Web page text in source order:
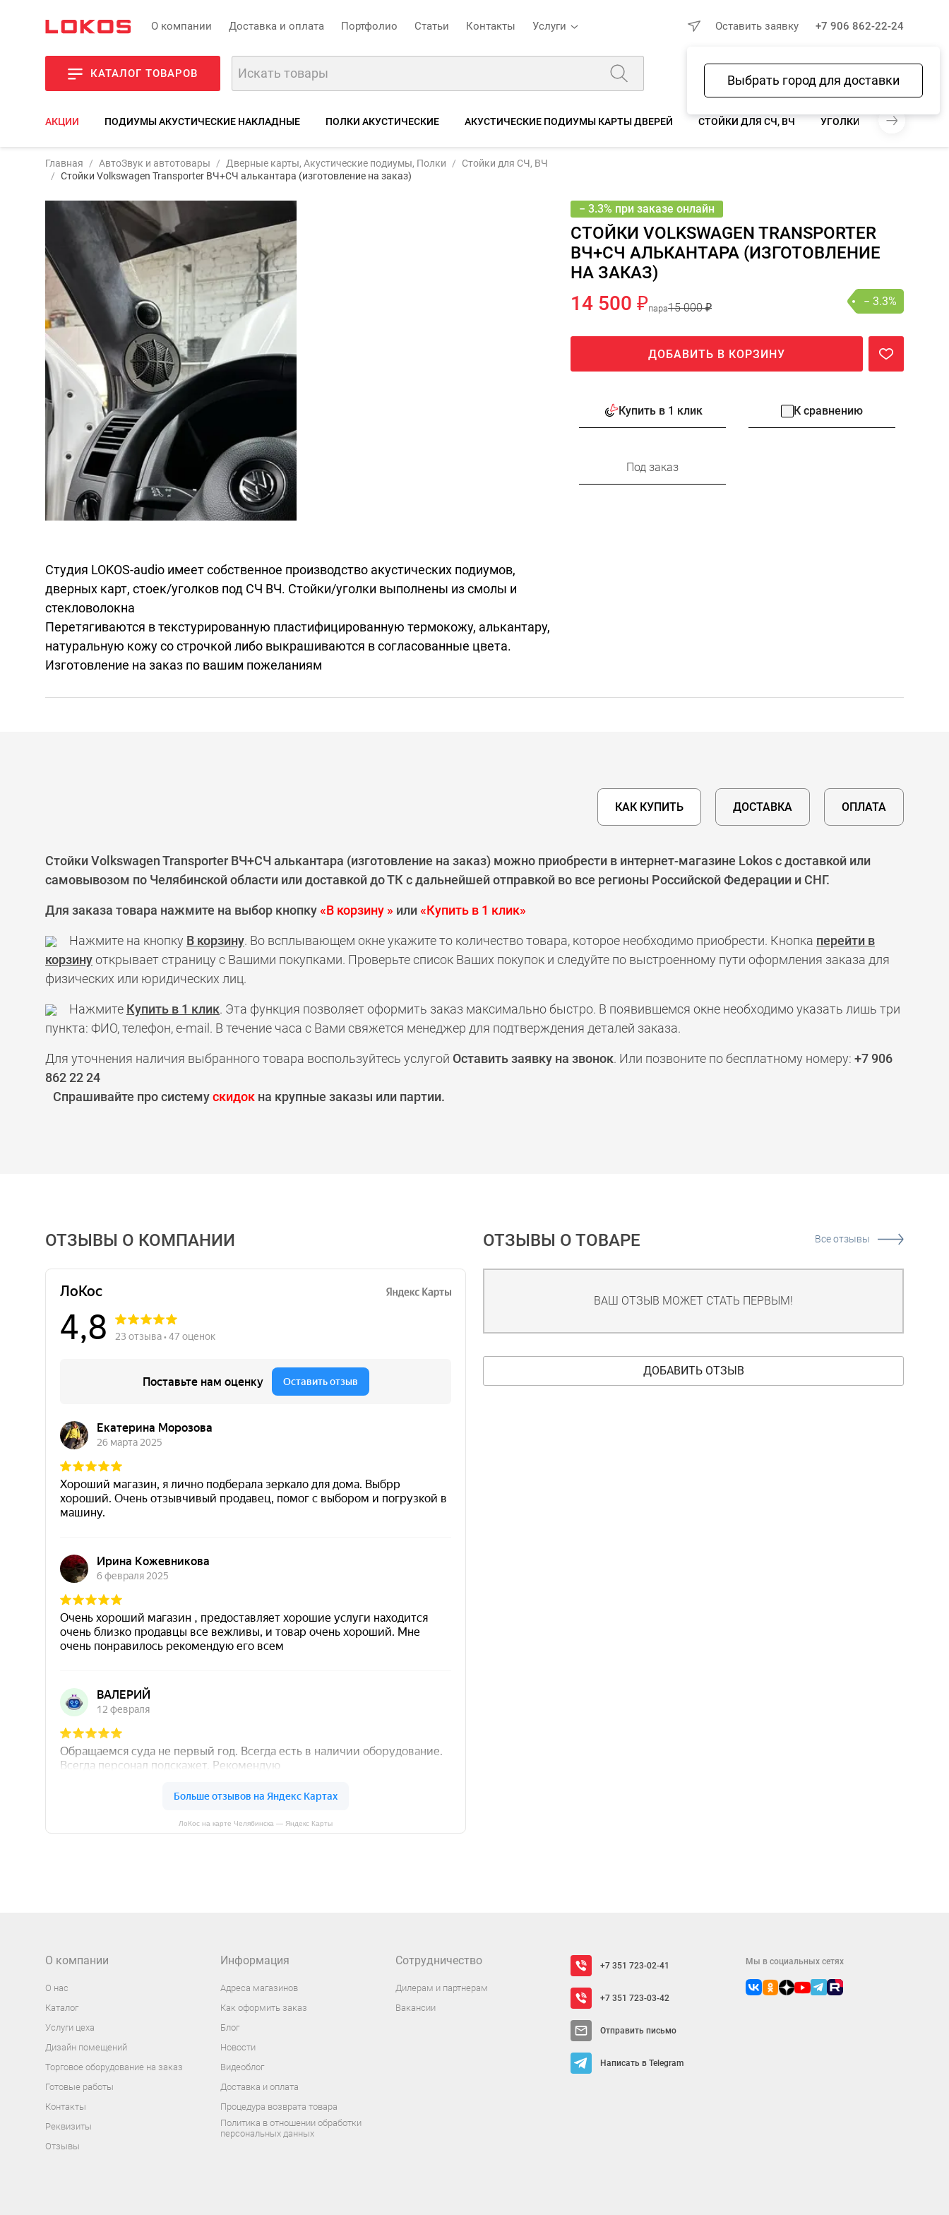
О компании Доставка и оплата Портфолио Статьи Контакты Услуги
Выбрать город для доставки
Оставить заявку +7 906 862-22-24
КАТАЛОГ ТОВАРОВ
Избранное Сравнение Корзина
АКЦИИ ПОДИУМЫ АКУСТИЧЕСКИЕ НАКЛАДНЫЕ ПОЛКИ АКУСТИЧЕСКИЕ АКУСТИЧЕСКИЕ ПОДИУМЫ КАРТЫ ДВЕРЕЙ СТОЙКИ ДЛЯ СЧ, ВЧ УГОЛКИ ДЛЯ СЧ, ВЧ
Фото Описание Отзывы
Главная АвтоЗвук и автотовары Дверные карты, Акустические подиумы, Полки
Стойки для СЧ, ВЧ
Стойки Volkswagen Transporter ВЧ+СЧ алькантара (изготовление на заказ)
Студия LOKOS-audio имеет собственное производство акустических подиумов,
дверных карт, стоек/уголков под СЧ ВЧ. Стойки/уголки выполнены из смолы и
стекловолокна
Перетягиваются в текстурированную пластифицированную термокожу, алькантару,
натуральную кожу со строчкой либо выкрашиваются в согласованные цвета.
Изготовление на заказ по вашим пожеланиям
− 3.3% при заказе онлайн
СТОЙКИ VOLKSWAGEN TRANSPORTER
ВЧ+СЧ АЛЬКАНТАРА (ИЗГОТОВЛЕНИЕ
НА ЗАКАЗ)
14 500 ₽пара15 000 ₽ − 3.3%
ДОБАВИТЬ В КОРЗИНУ
Купить в 1 клик К сравнению
Под заказ
КАК КУПИТЬ ДОСТАВКА ОПЛАТА
Стойки Volkswagen Transporter ВЧ+СЧ алькантара (изготовление на заказ) можно приобрести в интернет-магазине Lokos с доставкой или
самовывозом по Челябинской области или доставкой до ТК с дальнейшей отправкой во все регионы Российской Федерации и СНГ.
Для заказа товара нажмите на выбор кнопку«В корзину » или«Купить в 1 клик»
Нажмите на кнопку В корзину. Во всплывающем окне укажите то количество товара, которое необходимо приобрести. Кнопка перейти в
корзинуоткрывает страницу с Вашими покупками. Проверьте список Ваших покупок и следуйте по выстроенному пути оформления заказа для
физических или юридических лиц.
Нажмите Купить в 1 клик. Эта функция позволяет оформить заказ максимально быстро. В появившемся окне необходимо указать лишь три
пункта: ФИО, телефон, e-mail. В течение часа с Вами свяжется менеджер для подтверждения деталей заказа.
Для уточнения наличия выбранного товара воспользуйтесь услугой Оставить заявку на звонок. Или позвоните по бесплатному номеру: +7 906
862 22 24
Спрашивайте про системускидок на крупные заказы или партии.
ОТЗЫВЫ О КОМПАНИИ
ЛоКос на карте Челябинска — Яндекс Карты
ОТЗЫВЫ О ТОВАРЕ Все отзывы
ВАШ ОТЗЫВ МОЖЕТ СТАТЬ ПЕРВЫМ!
ДОБАВИТЬ ОТЗЫВ
О компании
О нас
Каталог
Услуги цеха
Дизайн помещений
Торговое оборудование на заказ
Готовые работы
Контакты
Реквизиты
Отзывы
Информация
Адреса магазинов
Как оформить заказ
Блог
Новости
Видеоблог
Доставка и оплата
Процедура возврата товара
Политика в отношении обработки
персональных данных
Сотрудничество
Дилерам и партнерам
Вакансии
+7 351 723-02-41
+7 351 723-03-42
Отправить письмо
Написать в Telegram
Мы в социальных сетях